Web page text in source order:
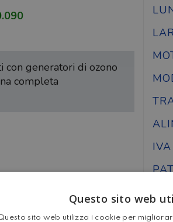
generatori di ozono
completa
Questo sito web
sito web utilizza i cookie per